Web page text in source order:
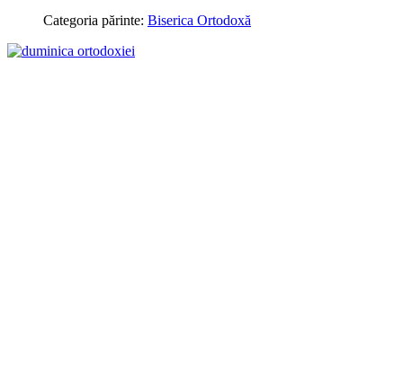
Categoria părinte: Biserica Ortodoxă